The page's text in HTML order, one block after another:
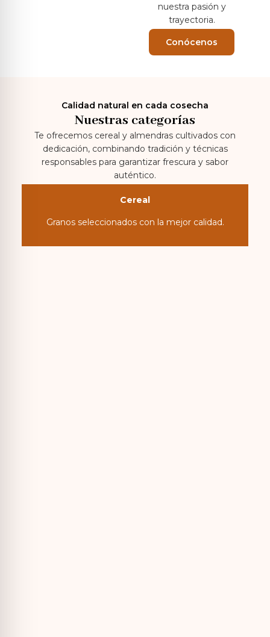
nuestra pasión y
trayectoria.
Conócenos
Calidad natural en cada cosecha
Nuestras categorías
Te ofrecemos cereal y almendras cultivados con
dedicación, combinando tradición y técnicas
responsables para garantizar frescura y sabor
auténtico.
Cereal
Granos seleccionados con la mejor calidad.